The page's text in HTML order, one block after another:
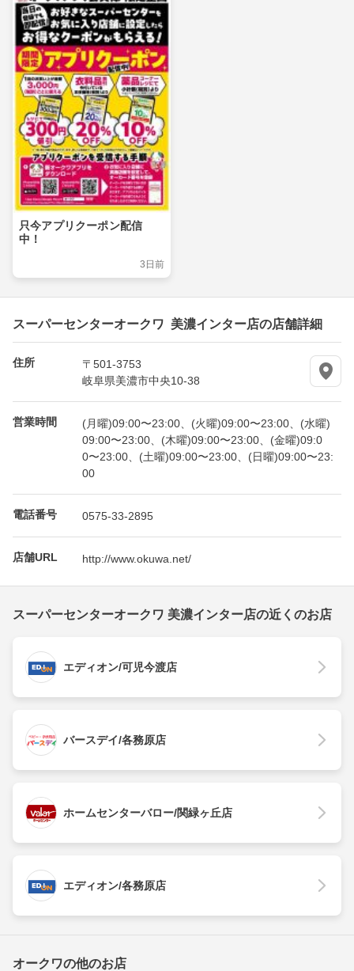
只今アプリクーポン配信
中！
3日前
スーパーセンターオークワ 美濃インター店の店舗詳細
住所
〒501-3753
岐阜県美濃市中央10-38
営業時間
(月曜)09:00〜23:00、(火曜)09:00〜23:00、(水曜)
09:00〜23:00、(木曜)09:00〜23:00、(金曜)09:0
0〜23:00、(土曜)09:00〜23:00、(日曜)09:00〜23:
00
電話番号 0575-33-2895
店舗URL http://www.okuwa.net/
スーパーセンターオークワ 美濃インター店の近くのお店
エディオン/可児今渡店
バースデイ/各務原店
ホームセンターバロー/関緑ヶ丘店
エディオン/各務原店
オークワの他のお店